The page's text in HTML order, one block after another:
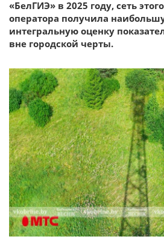
«БелГИЭ» в 2025 году, сеть
оператора получила
интегральную оценку
вне городской черты.